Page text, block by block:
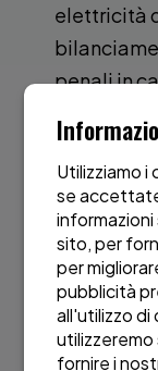
elettricità
penali in
può
alle parti.
Le
essere
Utilizziamo i
se
informazioni
sito, per
per
pubblicità
all'utilizzo di
utilizzeremo
fornire i